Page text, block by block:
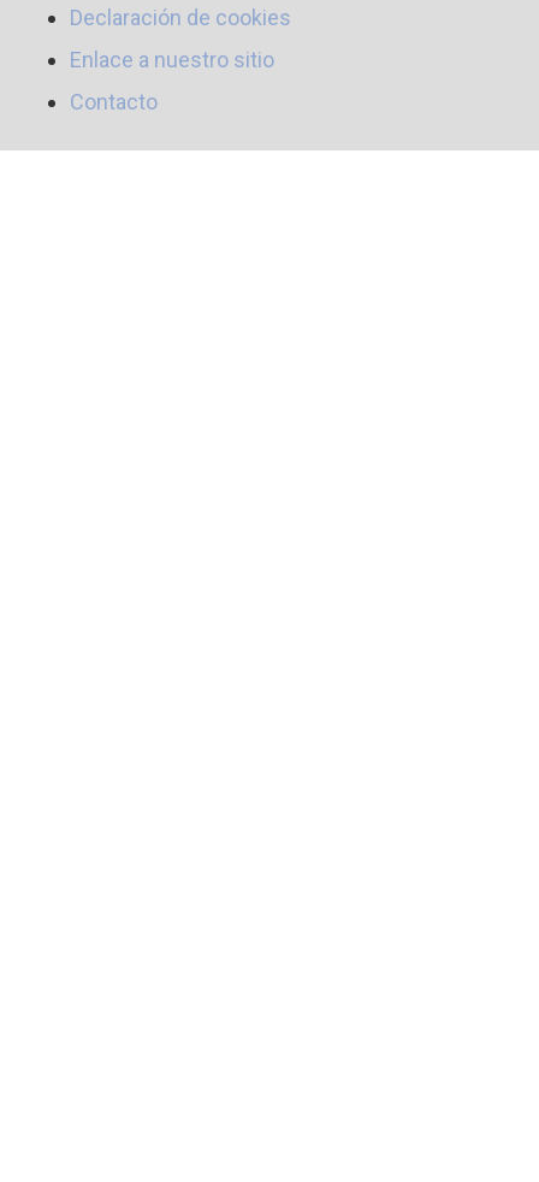
Declaración de cookies
Enlace a nuestro sitio
Contacto